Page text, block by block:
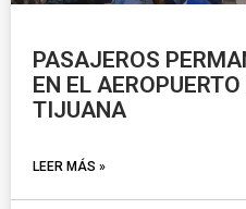
PASAJEROS
EN EL
TIJUANA
LEER MÁS »